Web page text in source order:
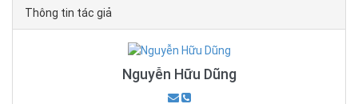
Thông tin tác giả
Nguyễn Hữu Dũng